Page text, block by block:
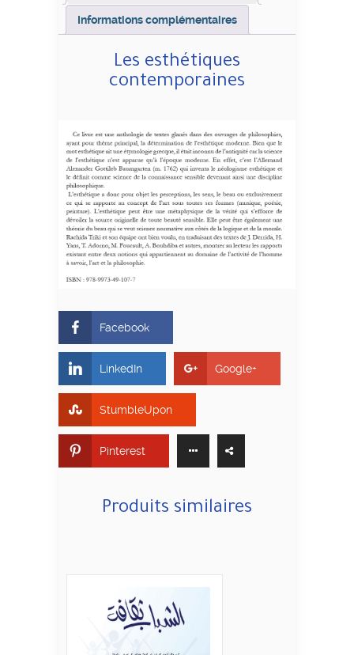
Informations complémentaires
Les esthétiques
contemporaines
Facebook
LinkedIn Google+
StumbleUpon
Pinterest
Produits similaires